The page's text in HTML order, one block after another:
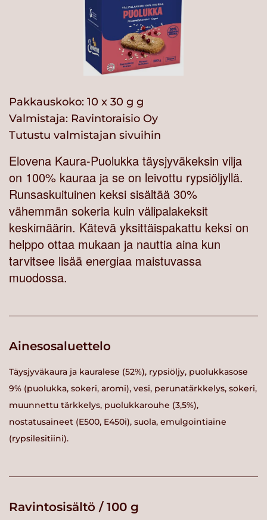
Pakkauskoko: 10 x 30 g g
Valmistaja: Ravintoraisio Oy
Tutustu valmistajan sivuihin
Elovena Kaura-Puolukka täysjyväkeksin vilja
on 100% kauraa ja se on leivottu rypsiöljyllä.
Runsaskuituinen keksi sisältää 30%
vähemmän sokeria kuin välipalakeksit
keskimäärin. Kätevä yksittäispakattu keksi on
helppo ottaa mukaan ja nauttia aina kun
tarvitsee lisää energiaa maistuvassa
muodossa.
Ainesosaluettelo
Täysjyväkaura ja kauralese (52%), rypsiöljy, puolukkasose
9% (puolukka, sokeri, aromi), vesi, perunatärkkelys, sokeri,
muunnettu tärkkelys, puolukkarouhe (3,5%),
nostatusaineet (E500, E450i), suola, emulgointiaine
(rypsilesitiini).
Ravintosisältö / 100 g